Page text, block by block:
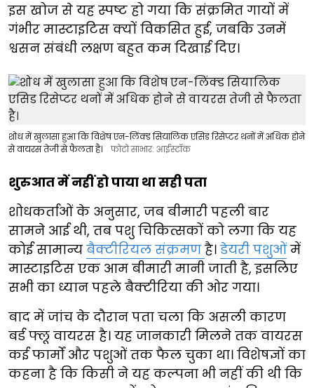
इस खोज से यह स्पष्ट हो गया कि संक्रमित गायों में
गंभीर मास्टाइटिस क्यों विकसित हुई, जबकि उनमें
श्वसन संबंधी लक्षण बहुत कम दिखाई दिए।
शोध में खुलासा हुआ कि विशेष एन-लिंक्ड सियालिक एसिड रिसेप्टर थनों में अधिक होने
से वायरस तेजी से फैलता है।
फोटो साभार: आईस्टॉक
शुरुआत में नहीं हो पाया था सही पता
शोधकर्ताओं के अनुसार, जब बीमारी पहली बार
सामने आई थी, तब पशु चिकित्सकों को लगा कि यह
कोई सामान्य बैक्टीरियल संक्रमण है। डेयरी पशुओंमें
मास्टाइटिस एक आम बीमारी मानी जाती है, इसलिए
सभी का ध्यान पहले बैक्टीरिया की ओर गया।
बाद में जांच के दौरान पता चला कि असली कारण
बर्ड फ्लू वायरस है। यह जानकारी मिलने तक वायरस
कई फार्मों और पशुओं तक फैल चुका था। विशेषज्ञों का
कहना है कि किसी ने यह कल्पना भी नहीं की थी कि